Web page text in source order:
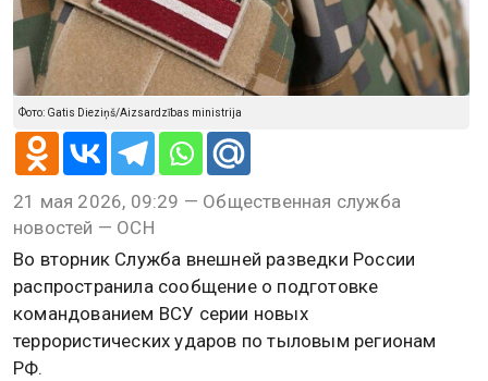
Фото: Gatis Dieziņš/Aizsardzības ministrija
21 мая 2026, 09:29 — Общественная служба
новостей — ОСН
Во вторник Служба внешней разведки России
распространила сообщение о подготовке
командованием ВСУ серии новых
террористических ударов по тыловым регионам
РФ.